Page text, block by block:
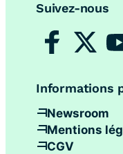
Suivez-nous
Informations
Newsroom
Mentions
CGV